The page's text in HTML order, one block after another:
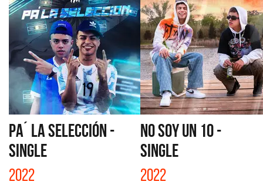
PA´ LA SELECCIÓN -
SINGLE
2022
NO SOY UN 10 -
SINGLE
2022